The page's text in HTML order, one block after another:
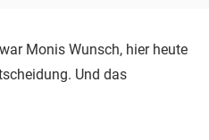
Monis Wunsch, hier heute
Und das